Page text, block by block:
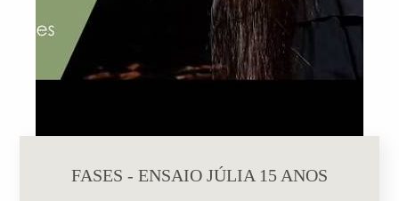
FASES - ENSAIO JÚLIA 15 ANOS